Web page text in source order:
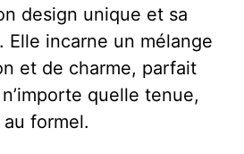
design unique et sa
incarne un mélange
et de charme, parfait
quelle tenue,
formel.